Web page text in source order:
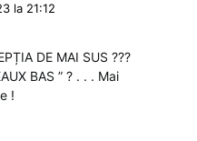
la 21:12
DE MAI SUS ???
BAS ” ? . . . Mai
!